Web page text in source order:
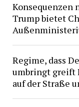
Konsequenzen
Trump bietet
Regime, dass
umbringt greift
auf der Straße